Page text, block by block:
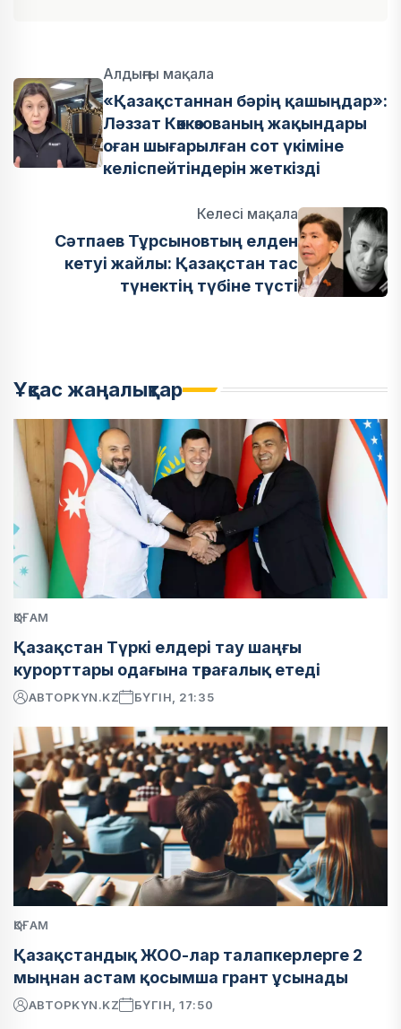
Алдыңғы мақала
«Қазақстаннан бәрің қашыңдар»:
Ләззат Көккөзованың жақындары
оған шығарылған сот үкіміне
келіспейтіндерін жеткізді
Келесі мақала
Сәтпаев Тұрсыновтың елден
кетуі жайлы: Қазақстан тас
түнектің түбіне түсті
Ұқсас жаңалықтар
ҚОҒАМ
Қазақстан Түркі елдері тау шаңғы
курорттары одағына төрағалық етеді
АВТОРKYN.KZ БҮГІН, 21:35
ҚОҒАМ
Қазақстандық ЖОО-лар талапкерлерге 2
мыңнан астам қосымша грант ұсынады
АВТОРKYN.KZ БҮГІН, 17:50